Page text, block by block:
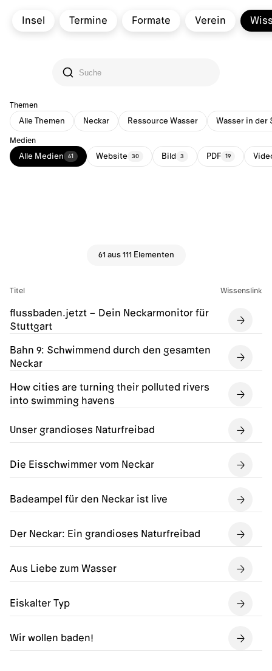
Insel Termine Formate Verein
Themen
Alle Themen Neckar Ressource Wasser Wasser in der
Medien
Alle Medien 61 Website 30 Bild 3 PDF 19
61 aus 111 Elementen
Titel Wissenslink
flussbaden.jetzt – Dein Neckarmonitor für
Stuttgart
Bahn 9: Schwimmend durch den gesamten
Neckar
How cities are turning their polluted rivers
into swimming havens
Unser grandioses Naturfreibad
Die Eisschwimmer vom Neckar
Badeampel für den Neckar ist live
Der Neckar: Ein grandioses Naturfreibad
Aus Liebe zum Wasser
Eiskalter Typ
Wir wollen baden!